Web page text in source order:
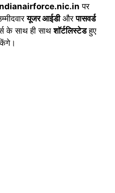
पर
यूजर आईडीऔरपासवर्ड
के साथ ही साथशॉर्टलिस्टेडहुए